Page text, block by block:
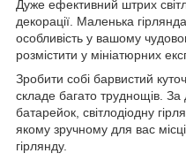
Дуже ефективний штрих
декорації. Маленька
особливість у вашому
розмістити у мініатюрних
Зробити собі барвистий
складе багато труднощів.
батарейок, світлодіодну
якому зручному для вас
гірлянду.